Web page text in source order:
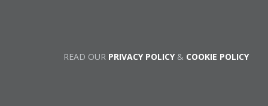
READ OUR PRIVACY POLICY& COOKIE POLICY